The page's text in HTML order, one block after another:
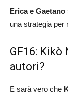
Erica e Gaetano
una strategia per
GF16: Kikò
autori?
E sarà vero che